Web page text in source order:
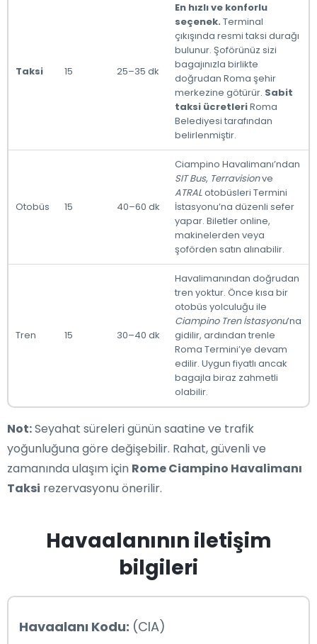
Taksi 15 25–35 dk
En hızlı ve konforlu
seçenek. Terminal
çıkışında resmi taksi durağı
bulunur. Şoförünüz sizi
bagajınızla birlikte
doğrudan Roma şehir
merkezine götürür. Sabit
taksi ücretleriRoma
Belediyesi tarafından
belirlenmiştir.
Otobüs 15 40–60 dk
Ciampino Havalimanı’ndan
SIT Bus, Terravisionve
ATRALotobüsleri Termini
İstasyonu’na düzenli sefer
yapar. Biletler online,
makinelerden veya
şoförden satın alınabilir.
Tren 15 30–40 dk
Havalimanından doğrudan
tren yoktur. Önce kısa bir
otobüs yolculuğu ile
Ciampino Tren İstasyonu’na
gidilir, ardından trenle
Roma Termini’ye devam
edilir. Uygun fiyatlı ancak
bagajla biraz zahmetli
olabilir.
Not:Seyahat süreleri günün saatine ve trafik
yoğunluğuna göre değişebilir. Rahat, güvenli ve
zamanında ulaşım için Rome Ciampino Havalimanı
Taksi rezervasyonu önerilir.
Havaalanının iletişim
bilgileri
Havaalanı Kodu: (CIA)